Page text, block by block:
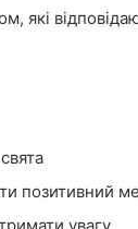
які
позитивний